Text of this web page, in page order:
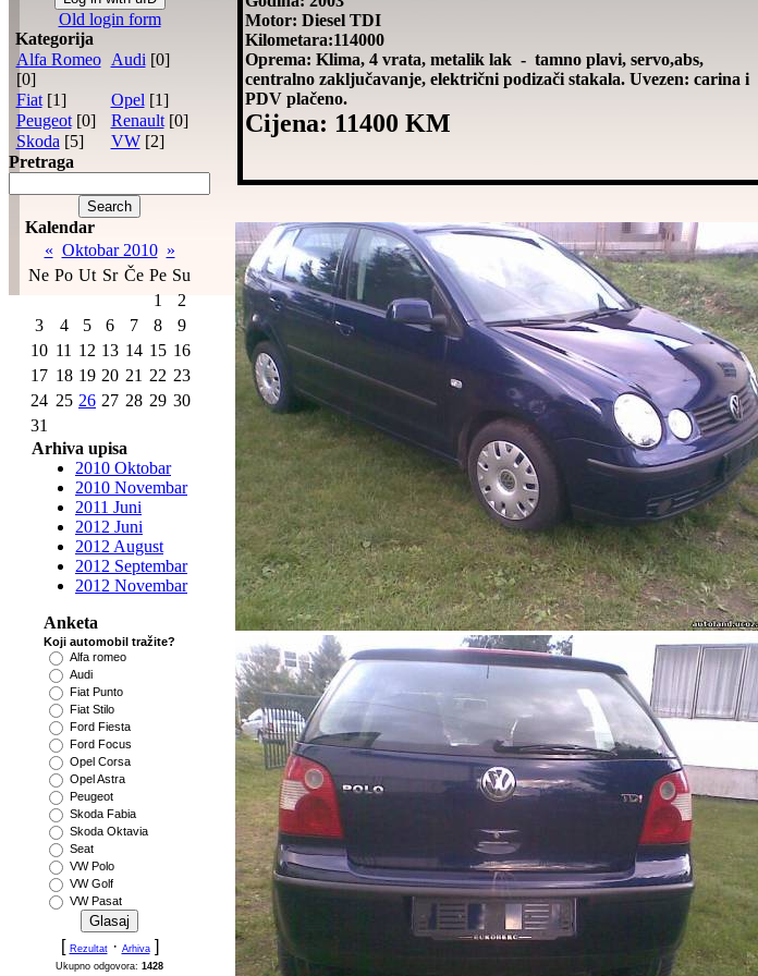
Old login form
Kategorija
Alfa Romeo
[0]
Audi [0]
Fiat [1] Opel [1]
Peugeot [0] Renault [0]
Skoda [5] VW [2]
Pretraga
Kalendar
« Oktobar 2010 »
Ne Po Ut Sr Če Pe Su
1
2
3
4 5 6 7 8
9
10 11 12 13 14 15 16
17 18 19 20 21 22 23
24 25 26 27 28 29 30
31
Arhiva upisa
2010 Oktobar
2010 Novembar
2011 Juni
2012 Juni
2012 August
2012 Septembar
2012 Novembar
Anketa
Koji automobil tražite?
Alfa romeo
Audi
Fiat Punto
Fiat Stilo
Ford Fiesta
Ford Focus
Opel Corsa
Opel Astra
Peugeot
Skoda Fabia
Skoda Oktavia
Seat
VW Polo
VW Golf
VW Pasat
[ Rezultat· Arhiva]
Ukupno odgovora: 1428
Motor: Diesel TDI
Kilometara:114000
Oprema: Klima, 4 vrata, metalik lak - tamno plavi, servo,abs,
centralno zaključavanje, električni podizači stakala. Uvezen: carina i
PDV plačeno.
Cijena: 11400 KM